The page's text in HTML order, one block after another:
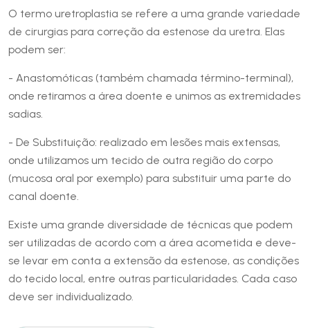
O termo uretroplastia se refere a uma grande variedade
de cirurgias para correção da estenose da uretra. Elas
podem ser:
- Anastomóticas (também chamada término-terminal),
onde retiramos a área doente e unimos as extremidades
sadias.
- De Substituição: realizado em lesões mais extensas,
onde utilizamos um tecido de outra região do corpo
(mucosa oral por exemplo) para substituir uma parte do
canal doente.
Existe uma grande diversidade de técnicas que podem
ser utilizadas de acordo com a área acometida e deve-
se levar em conta a extensão da estenose, as condições
do tecido local, entre outras particularidades. Cada caso
deve ser individualizado.